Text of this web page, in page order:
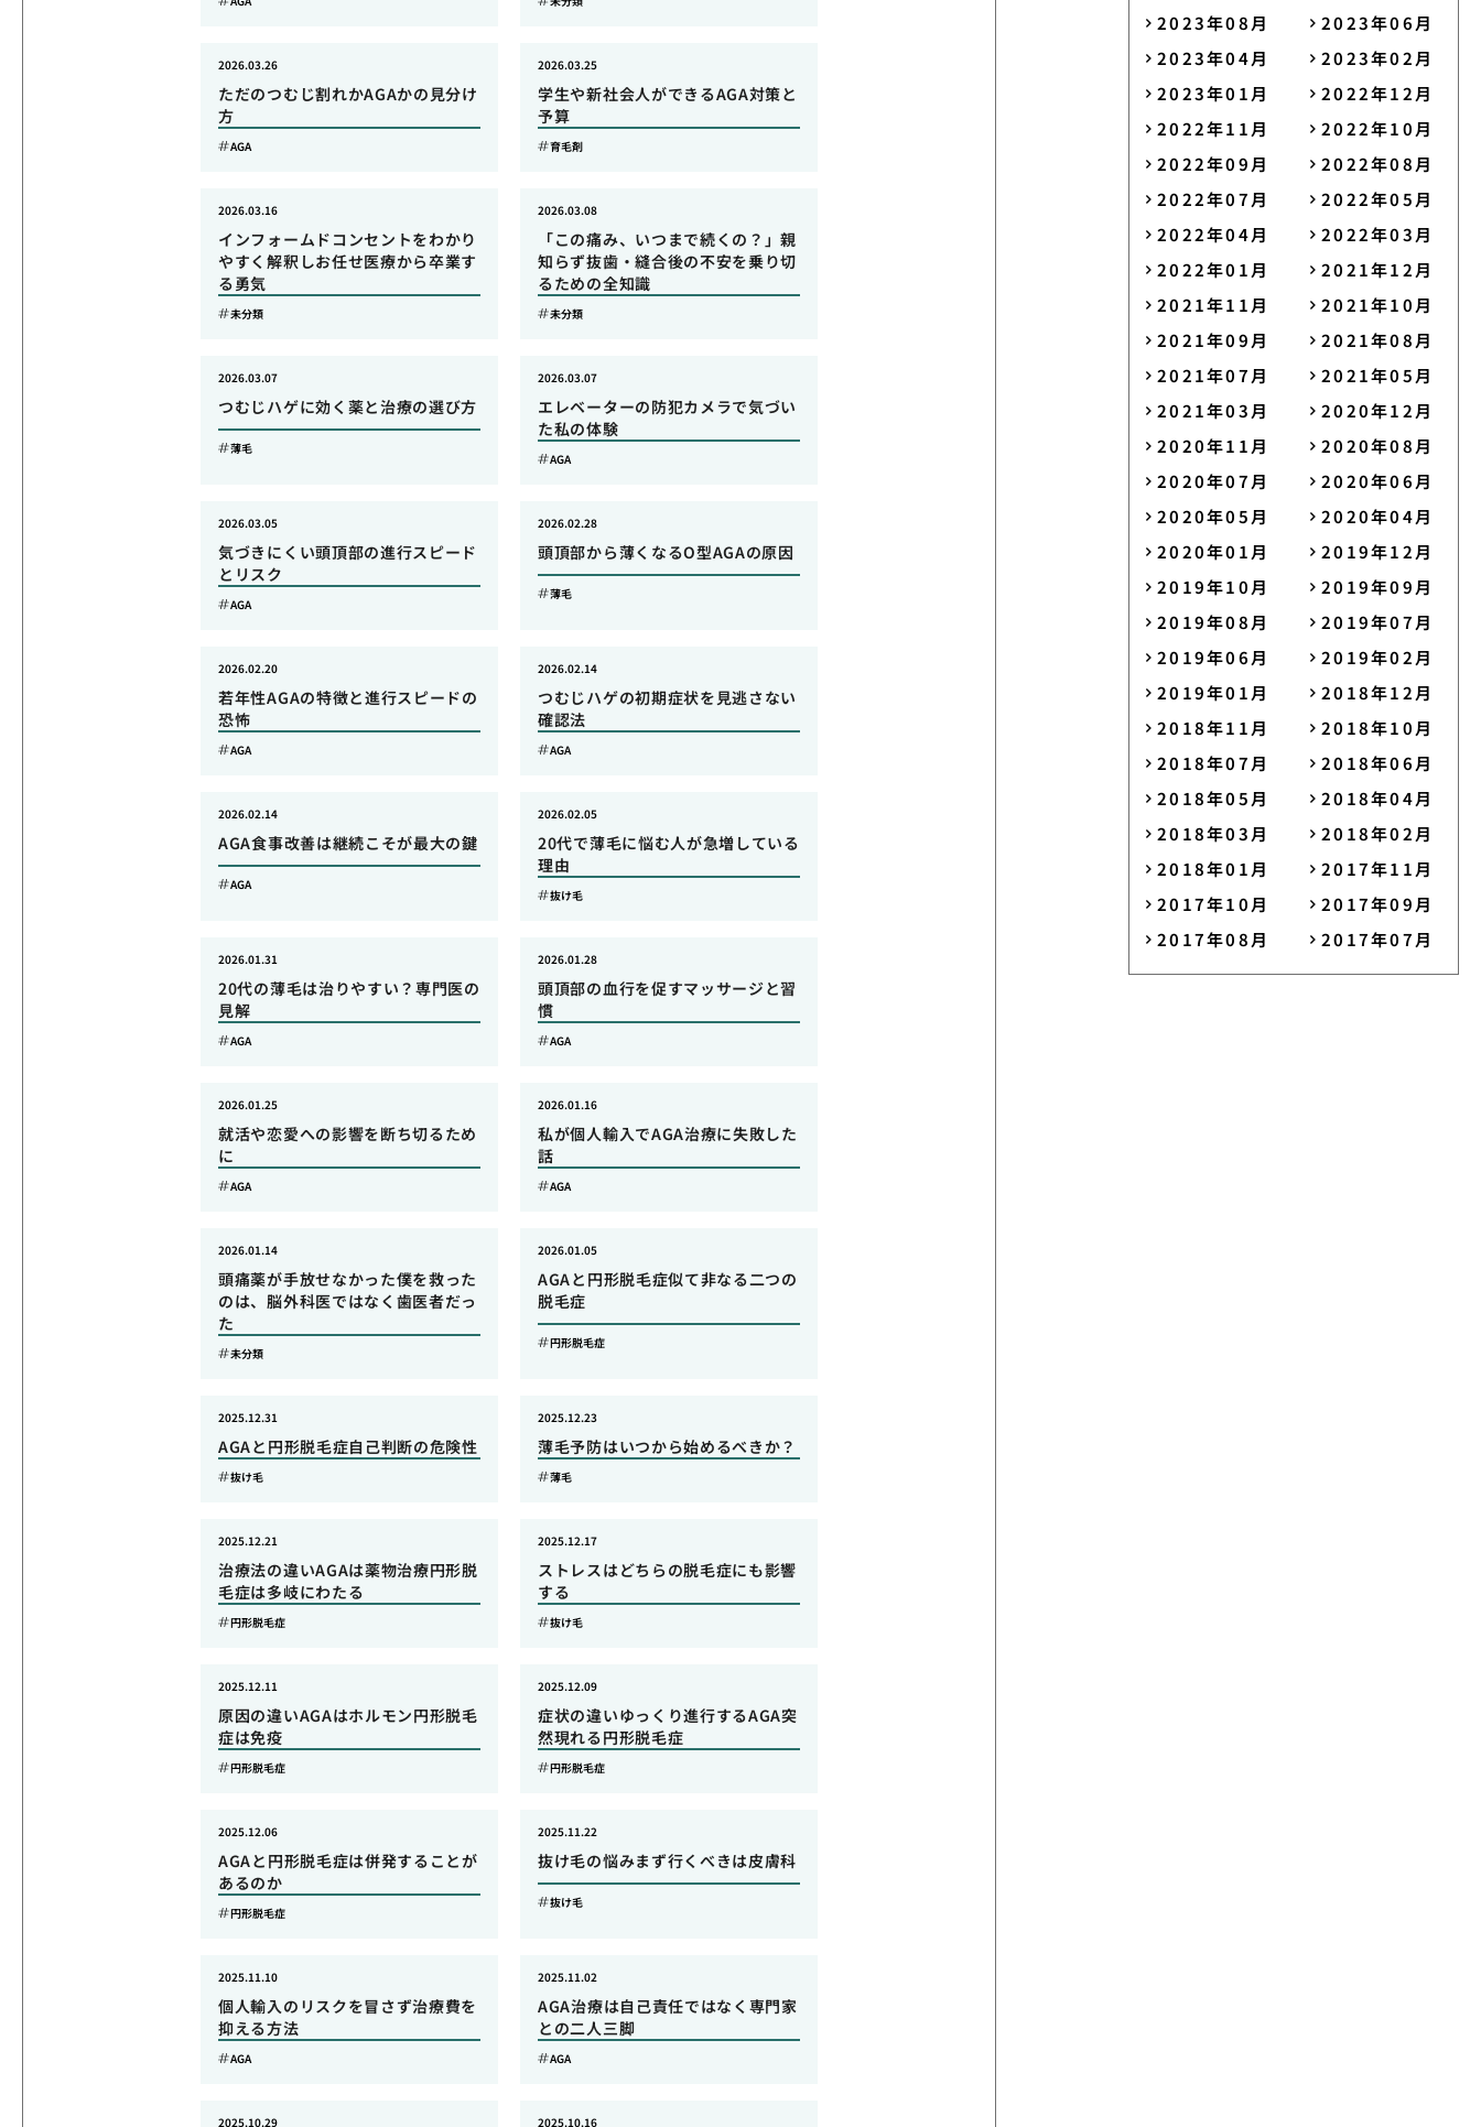
ただのつむじ割れかAGAかの見分け
方
2026.03.26
AGA
学生や新社会人ができるAGA対策と
予算
2026.03.25
育毛剤
インフォームドコンセントをわかり
やすく解釈しお任せ医療から卒業す
る勇気
2026.03.16
未分類
「この痛み、いつまで続くの？」親
知らず抜歯・縫合後の不安を乗り切
るための全知識
2026.03.08
未分類
つむじハゲに効く薬と治療の選び方
2026.03.07
薄毛
エレベーターの防犯カメラで気づい
た私の体験
2026.03.07
AGA
気づきにくい頭頂部の進行スピード
とリスク
2026.03.05
AGA
頭頂部から薄くなるO型AGAの原因
2026.02.28
薄毛
若年性AGAの特徴と進行スピードの
恐怖
2026.02.20
AGA
つむじハゲの初期症状を見逃さない
確認法
2026.02.14
AGA
AGA食事改善は継続こそが最大の鍵
2026.02.14
AGA
20代で薄毛に悩む人が急増している
理由
2026.02.05
抜け毛
20代の薄毛は治りやすい？専門医の
見解
2026.01.31
AGA
頭頂部の血行を促すマッサージと習
慣
2026.01.28
AGA
就活や恋愛への影響を断ち切るため
に
2026.01.25
AGA
私が個人輸入でAGA治療に失敗した
話
2026.01.16
AGA
頭痛薬が手放せなかった僕を救った
のは、脳外科医ではなく歯医者だっ
た
2026.01.14
未分類
AGAと円形脱毛症似て非なる二つの
脱毛症
2026.01.05
円形脱毛症
AGAと円形脱毛症自己判断の危険性
2025.12.31
抜け毛
薄毛予防はいつから始めるべきか？
2025.12.23
薄毛
治療法の違いAGAは薬物治療円形脱
毛症は多岐にわたる
2025.12.21
円形脱毛症
ストレスはどちらの脱毛症にも影響
する
2025.12.17
抜け毛
原因の違いAGAはホルモン円形脱毛
症は免疫
2025.12.11
円形脱毛症
症状の違いゆっくり進行するAGA突
然現れる円形脱毛症
2025.12.09
円形脱毛症
AGAと円形脱毛症は併発することが
あるのか
2025.12.06
円形脱毛症
抜け毛の悩みまず行くべきは皮膚科
2025.11.22
抜け毛
個人輸入のリスクを冒さず治療費を
抑える方法
2025.11.10
AGA
AGA治療は自己責任ではなく専門家
との二人三脚
2025.11.02
AGA
2025.10.29 2025.10.16
2023年08月
2023年06月
2023年04月
2023年02月
2023年01月
2022年12月
2022年11月
2022年10月
2022年09月
2022年08月
2022年07月
2022年05月
2022年04月
2022年03月
2022年01月
2021年12月
2021年11月
2021年10月
2021年09月
2021年08月
2021年07月
2021年05月
2021年03月
2020年12月
2020年11月
2020年08月
2020年07月
2020年06月
2020年05月
2020年04月
2020年01月
2019年12月
2019年10月
2019年09月
2019年08月
2019年07月
2019年06月
2019年02月
2019年01月
2018年12月
2018年11月
2018年10月
2018年07月
2018年06月
2018年05月
2018年04月
2018年03月
2018年02月
2018年01月
2017年11月
2017年10月
2017年09月
2017年08月
2017年07月